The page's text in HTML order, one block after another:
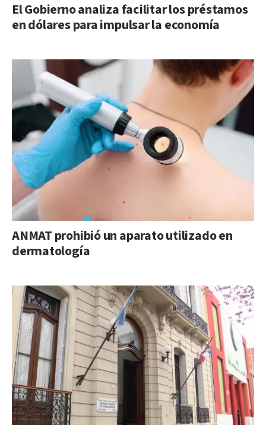
El Gobierno analiza facilitar los préstamos
en dólares para impulsar la economía
ANMAT prohibió un aparato utilizado en
dermatología